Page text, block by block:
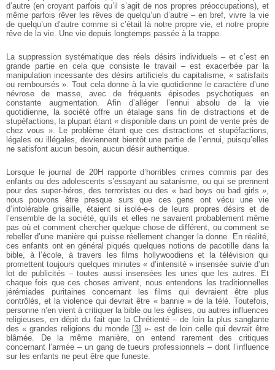
d’autre (en croyant parfois qu’il s’agit de nos propres préoccupations), et
même parfois rêver les rêves de quelqu’un d’autre – en bref, vivre la vie
de quelqu’un d’autre comme si c’était là notre propre vie, et notre propre
rêve de la vie. Une vie depuis longtemps passée à la trappe.
La suppression systématique des réels désirs individuels – et c’est en
grande partie en cela que consiste le travail – est exacerbée par la
manipulation incessante des désirs artificiels du capitalisme, « satisfaits
ou remboursés ». Tout cela donne à la vie quotidienne le caractère d’une
névrose de masse, avec de fréquents épisodes psychotiques en
constante augmentation. Afin d’alléger l’ennui absolu de la vie
quotidienne, la société offre un étalage sans fin de distractions et de
stupéfactions, la plupart étant « disponible dans un point de vente près de
chez vous ». Le problème étant que ces distractions et stupéfactions,
légales ou illégales, deviennent bientôt une partie de l’ennui, puisqu’elles
ne satisfont aucun besoin, aucun désir authentique.
Lorsque le journal de 20H rapporte d’horribles crimes commis par des
enfants ou des adolescents s’essayant au satanisme, ou qui se prennent
pour des super-héros, des terroristes ou des « bad boys ou bad girls »,
nous pouvons être presque surs que ces gens ont vécu une vie
d’intolérable grisaille, étaient si isolé-e-s de leurs propres désirs et de
l’ensemble de la société, qu’ils et elles ne savaient probablement même
pas où et comment chercher quelque chose de différent, ou comment se
rebeller d’une manière qui puisse réellement changer la donne. En réalité,
ces enfants ont en général piqués quelques notions de pacotille dans la
bible, à l’école, à travers les films hollywoodiens et la télévision qui
promettent toujours quelques minutes « d’intensité » insensée suivie d’un
lot de publicités – toutes aussi insensées les unes que les autres. Et
chaque fois que ces choses arrivent, nous entendons les traditionnelles
jérémiades puritaines concernant les films qui devraient être plus
contrôlés, et la violence qui devrait être « bannie » de la télé. Toutefois,
personne n’en vient à critiquer la bible ou les églises, ou autres influences
religieuses, en dépit du fait que la Chrétienté – de loin la plus sanglante
des « grandes religions du monde [3] »- est de loin celle qui devrait être
blâmée. De la même manière, on entend rarement des critiques
concernant l’armée – un gang de tueurs professionnels – dont l’influence
sur les enfants ne peut être que funeste.